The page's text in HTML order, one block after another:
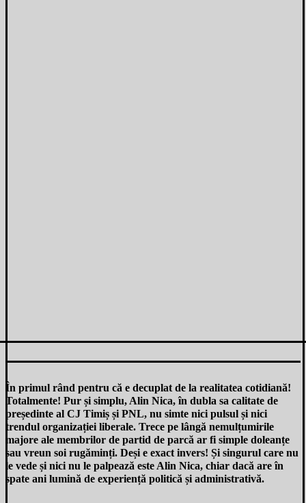
În primul rând pentru că e decuplat de la realitatea cotidiană!
Totalmente! Pur și simplu, Alin Nica, în dubla sa calitate de
președinte al CJ Timiș și PNL, nu simte nici pulsul și nici
trendul organizației liberale. Trece pe lângă nemulțumirile
majore ale membrilor de partid de parcă ar fi simple doleanțe
sau vreun soi rugăminți. Deși e exact invers! Și singurul care nu
le vede și nici nu le palpează este Alin Nica, chiar dacă are în
spate ani lumină de experiență politică și administrativă.